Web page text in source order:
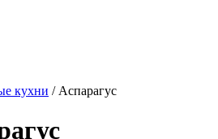
кухни / Аспарагус